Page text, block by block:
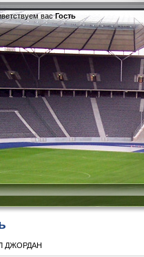
вас Гость
ДЖОРДАН